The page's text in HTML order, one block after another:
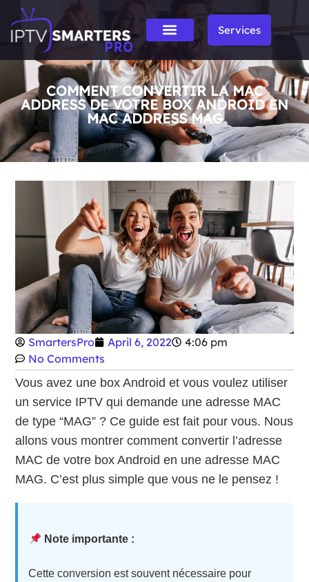
Services
COMMENT CONVERTIR LA MAC
ADDRESS DE VOTRE BOX ANDROID EN
MAC ADDRESS MAG
SmartersPro April 6, 2022
4:06 pm
No Comments
Vous avez une box Android et vous voulez utiliser
un service IPTV qui demande une adresse MAC
de type “MAG” ? Ce guide est fait pour vous. Nous
allons vous montrer comment convertir l’adresse
MAC de votre box Android en une adresse MAC
MAG. C’est plus simple que vous ne le pensez !
Note importante :
Cette conversion est souvent nécessaire pour